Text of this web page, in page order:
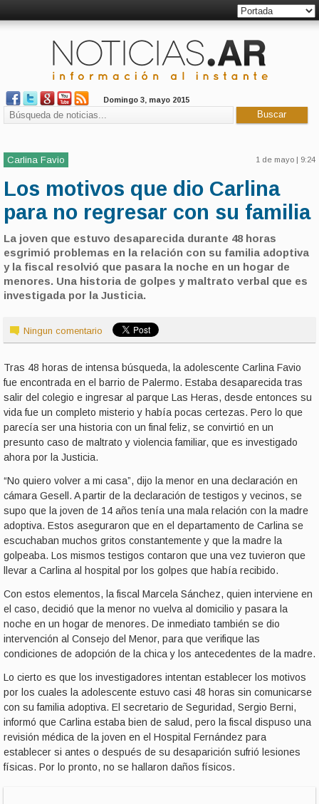
Domingo 3, mayo 2015
Carlina Favio 1 de mayo | 9:24
Los motivos que dio Carlina
para no regresar con su familia
La joven que estuvo desaparecida durante 48 horas
esgrimió problemas en la relación con su familia adoptiva
y la fiscal resolvió que pasara la noche en un hogar de
menores. Una historia de golpes y maltrato verbal que es
investigada por la Justicia.
Ningun comentario
Tras 48 horas de intensa búsqueda, la adolescente Carlina Favio
fue encontrada en el barrio de Palermo. Estaba desaparecida tras
salir del colegio e ingresar al parque Las Heras, desde entonces su
vida fue un completo misterio y había pocas certezas. Pero lo que
parecía ser una historia con un final feliz, se convirtió en un
presunto caso de maltrato y violencia familiar, que es investigado
ahora por la Justicia.
“No quiero volver a mi casa”, dijo la menor en una declaración en
cámara Gesell. A partir de la declaración de testigos y vecinos, se
supo que la joven de 14 años tenía una mala relación con la madre
adoptiva. Estos aseguraron que en el departamento de Carlina se
escuchaban muchos gritos constantemente y que la madre la
golpeaba. Los mismos testigos contaron que una vez tuvieron que
llevar a Carlina al hospital por los golpes que había recibido.
Con estos elementos, la fiscal Marcela Sánchez, quien interviene en
el caso, decidió que la menor no vuelva al domicilio y pasara la
noche en un hogar de menores. De inmediato también se dio
intervención al Consejo del Menor, para que verifique las
condiciones de adopción de la chica y los antecedentes de la madre.
Lo cierto es que los investigadores intentan establecer los motivos
por los cuales la adolescente estuvo casi 48 horas sin comunicarse
con su familia adoptiva. El secretario de Seguridad, Sergio Berni,
informó que Carlina estaba bien de salud, pero la fiscal dispuso una
revisión médica de la joven en el Hospital Fernández para
establecer si antes o después de su desaparición sufrió lesiones
físicas. Por lo pronto, no se hallaron daños físicos.